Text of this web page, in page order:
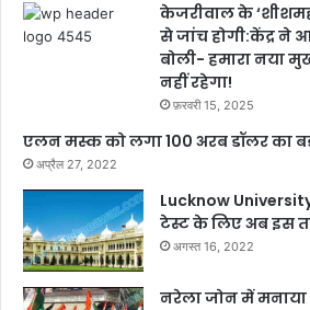
केजरीवाल के
से जांच होगी:केंद्र ने
बोली- हमारा नया
नहीं रहेगा!
फ़रवरी 15, 2025
एलन मस्क को लगा 100 अरब डॉलर का
अप्रैल 27, 2022
Lucknow
टेस्ट के लिए अब इस
अगस्त 16, 2022
नरेला जोन में मनाया